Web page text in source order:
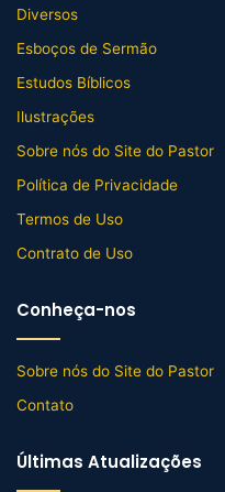
Diversos
Esboços de Sermão
Estudos Bíblicos
Ilustrações
Sobre nós do Site do Pastor
Política de Privacidade
Termos de Uso
Contrato de Uso
Conheça-nos
Sobre nós do Site do Pastor
Contato
Últimas Atualizações